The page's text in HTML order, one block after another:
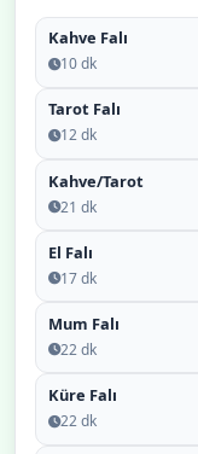
Kahve Falı
10 dk
Tarot Falı
12 dk
Kahve/Tarot
21 dk
El Falı
17 dk
Mum Falı
22 dk
Küre Falı
22 dk